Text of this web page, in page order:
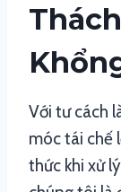
Với tư cách
móc tái chế
thức khi xử